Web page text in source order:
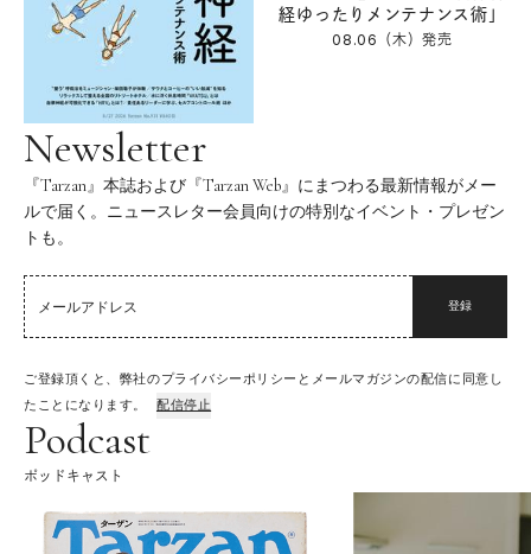
経ゆったりメンテナンス術」
08.06（木）発売
Newsletter
『Tarzan』本誌および『Tarzan Web』にまつわる最新情報がメー
ルで届く。ニュースレター会員向けの特別なイベント・プレゼン
トも。
登録
ご登録頂くと、弊社のプライバシーポリシーとメールマガジンの配信に同意し
たことになります。
配信停止
Podcast
ポッドキャスト